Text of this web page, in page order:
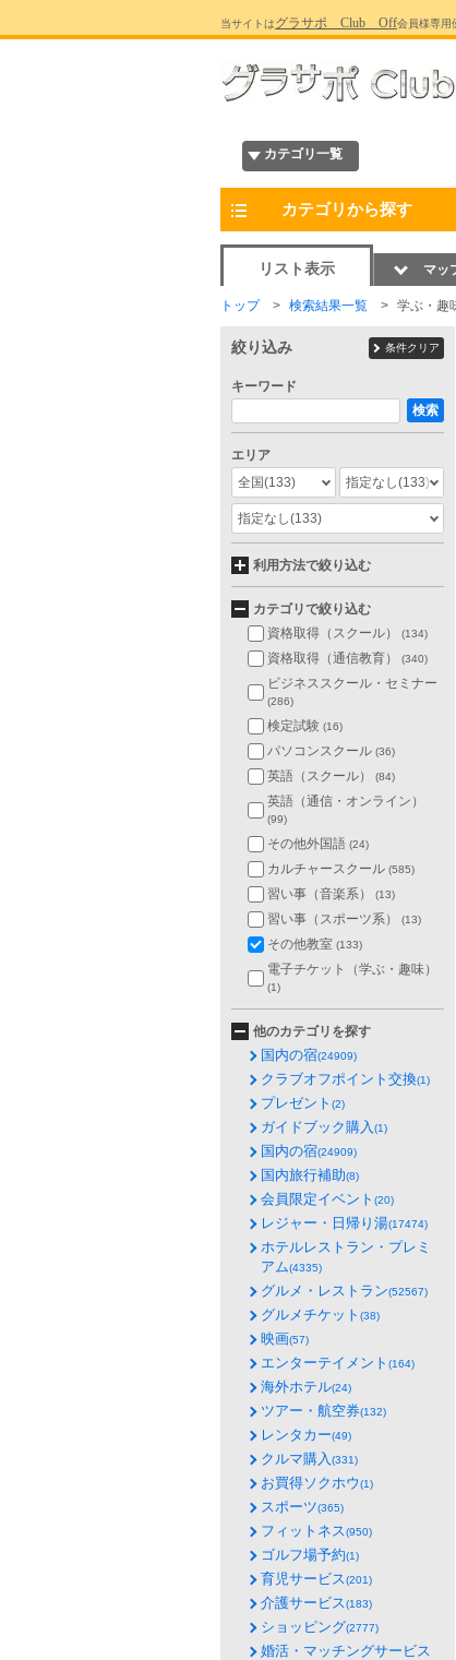
当サイトはグラサポ Club Off会員様専用
カテゴリ一覧
カテゴリから探す
リスト表示 マッ
トップ 検索結果一覧 学ぶ・趣
絞り込み 条件クリア
キーワード
検索
エリア
全国(133) 指定なし(133)
指定なし(133)
利用方法で絞り込む
カテゴリで絞り込む
資格取得（スクール）
(134)
資格取得（通信教育） (340)
ビジネススクール・セミナー
(286)
検定試験 (16)
パソコンスクール (36)
英語（スクール） (84)
英語（通信・オンライン）
(99)
その他外国語 (24)
カルチャースクール (585)
習い事（音楽系） (13)
習い事（スポーツ系） (13)
その他教室 (133)
電子チケット（学ぶ・趣味）
(1)
他のカテゴリを探す
国内の宿(24909)
クラブオフポイント交換(1)
プレゼント (2)
ガイドブック購入(1)
国内の宿(24909)
国内旅行補助(8)
会員限定イベント (20)
レジャー・日帰り湯(17474)
ホテルレストラン・プレミ
アム(4335)
グルメ・レストラン(52567)
グルメチケット (38)
映画(57)
エンターテイメント (164)
海外ホテル(24)
ツアー・航空券(132)
レンタカー(49)
クルマ購入(331)
お買得ソクホウ(1)
スポーツ(365)
フィットネス(950)
ゴルフ場予約(1)
育児サービス(201)
介護サービス(183)
ショッピング(2777)
婚活・マッチングサービス